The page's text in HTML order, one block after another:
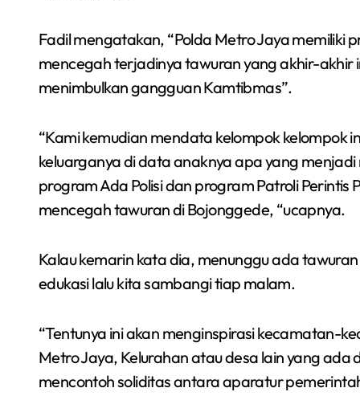
Fadil mengatakan, “Polda Metro Jaya memiliki
mencegah terjadinya tawuran yang akhir-akhir
menimbulkan gangguan Kamtibmas”.
“Kami kemudian mendata kelompok kelompok
keluarganya di data anaknya apa yang
program Ada Polisi dan program Patroli Perintis
mencegah tawuran di Bojonggede, “ucapnya.
Kalau kemarin kata dia, menunggu ada
edukasi lalu kita sambangi tiap malam.
“Tentunya ini akan menginspirasi kecamatan-
Metro Jaya, Kelurahan atau desa lain yang ada
mencontoh soliditas antara aparatur
Semarakkan Budaya
Gowes Malam, Warga
Ride Rutin di Babelan